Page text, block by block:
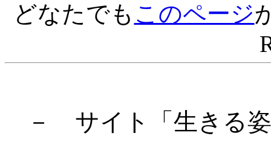
どなたでも このページ
－ サイト「生きる